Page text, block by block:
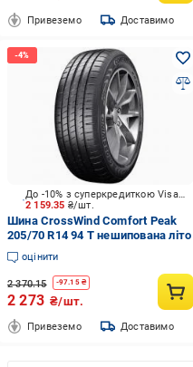
Привеземо Доставимо
2 159.35 ₴/шт.
До -10% з суперкредиткою Visa Вигода
Шина CrossWind Comfort Peak
205/70 R14 94 T нешипована літо
оцінити
2 370.15 -97.15₴
2 273 ₴/шт.
Привеземо Доставимо